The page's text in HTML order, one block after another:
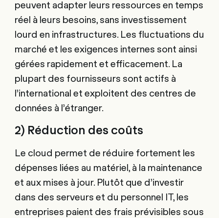
peuvent adapter leurs ressources en temps
réel à leurs besoins, sans investissement
lourd en infrastructures. Les fluctuations du
marché et les exigences internes sont ainsi
gérées rapidement et efficacement. La
plupart des fournisseurs sont actifs à
l’international et exploitent des centres de
données à l’étranger.
2) Réduction des coûts
Le cloud permet de réduire fortement les
dépenses liées au matériel, à la maintenance
et aux mises à jour. Plutôt que d’investir
dans des serveurs et du personnel IT, les
entreprises paient des frais prévisibles sous